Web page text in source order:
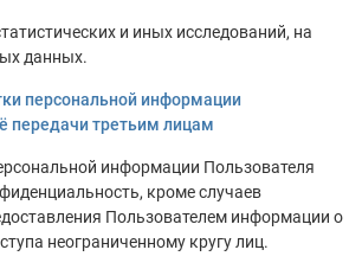
и иных исследований, на
данных.
персональной информации
передачи третьим лицам
информации Пользователя
кроме случаев
Пользователем информации о
неограниченному кругу лиц.